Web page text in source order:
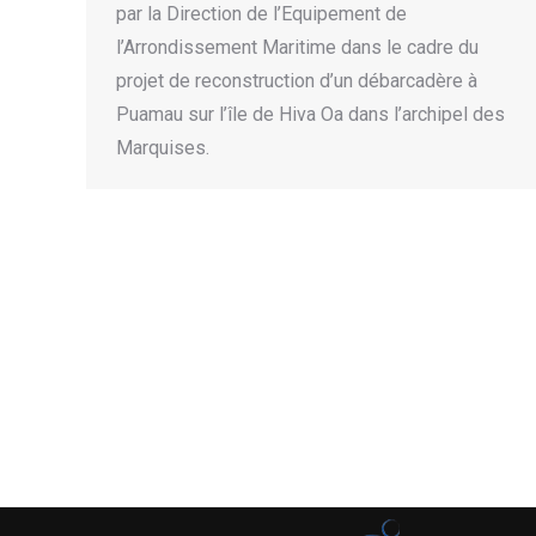
par la Direction de l’Equipement de
l’Arrondissement Maritime dans le cadre du
projet de reconstruction d’un débarcadère à
Puamau sur l’île de Hiva Oa dans l’archipel des
Marquises.